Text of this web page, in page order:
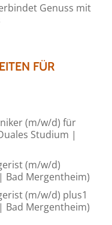
Genuss mit
FÜR
(m/w/d) für
Studium |
(m/w/d)
Bad Mergentheim)
(m/w/d) plus1
Bad Mergentheim)